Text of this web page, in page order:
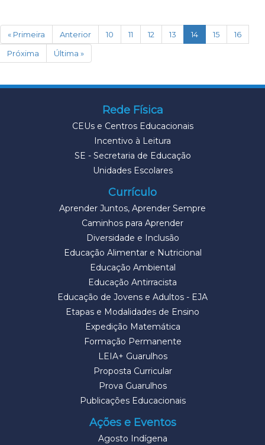
« Primeira Anterior 10 11 12 13 14(current)
15
16
Próxima
Última »
Rede Física
CEUs e Centros Educacionais
Incentivo à Leitura
SE - Secretaria de Educação
Unidades Escolares
Currículo
Aprender Juntos, Aprender Sempre
Caminhos para Aprender
Diversidade e Inclusão
Educação Alimentar e Nutricional
Educação Ambiental
Educação Antirracista
Educação de Jovens e Adultos - EJA
Etapas e Modalidades de Ensino
Expedição Matemática
Formação Permanente
LEIA+ Guarulhos
Proposta Curricular
Prova Guarulhos
Publicações Educacionais
Ações e Eventos
Agosto Indígena